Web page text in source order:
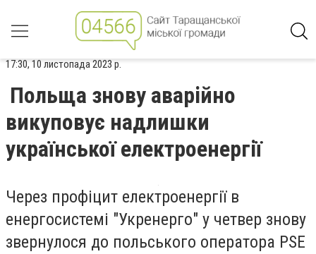
17:30, 10 листопада 2023 р.
Польща знову аварійно
викуповує надлишки
української електроенергії
Через профіцит електроенергії в
енергосистемі "Укренерго" у четвер знову
звернулося до польського оператора PSE